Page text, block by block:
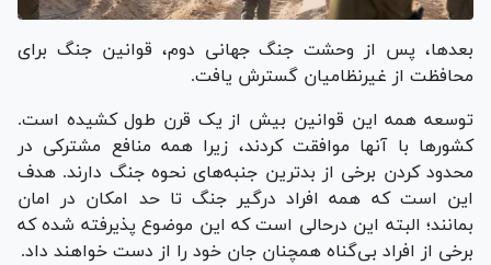
بعدها، پس از وحشت جنگ جهانی دوم، قوانین جنگ برای
محافظت از غیرنظامیان گسترش یافت.
توسعه همه این قوانین بیش از یک قرن طول کشیده است.
کشور‌ها با آنها موافقت کردند، زیرا همه منافع مشترکی در
محدود کردن برخی از بدترین جنبه‌های نحوه جنگ دارند. هدف
این است که همه افراد درگیر جنگ تا حد امکان در امان
بمانند؛ البته این درحالی است که این موضوع پذیرفته شده که
برخی از افراد بی‌گناه همچنان جان خود را از دست خواهند داد.